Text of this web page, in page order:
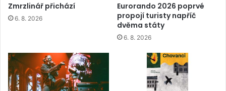
Zmrzlinář přichází
6. 8. 2026
Eurorando 2026 poprvé
propojí turisty napříč
dvěma státy
6. 8. 2026